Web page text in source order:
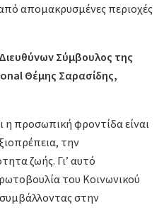
απομακρυσμένες περιοχές
Σύμβουλος της
Θέμης Σαρασίδης,
η προσωπική φροντίδα είναι
την
ζωής. Γι’ αυτό
του Κοινωνικού
στην